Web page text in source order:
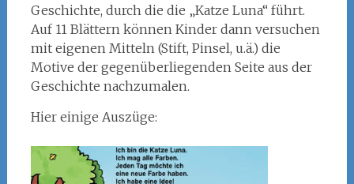
Geschichte, durch die die „Katze Luna“ führt.
Auf 11 Blättern können Kinder dann versuchen
mit eigenen Mitteln (Stift, Pinsel, u.ä.) die
Motive der gegenüberliegenden Seite aus der
Geschichte nachzumalen.
Hier einige Auszüge: